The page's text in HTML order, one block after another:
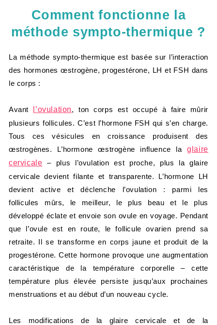
Comment fonctionne la
méthode sympto-thermique ?
La méthode sympto-thermique est basée sur l’interaction
des hormones œstrogène, progestérone, LH et FSH dans
le corps :
Avant l’ovulation, ton corps est occupé à faire mûrir
plusieurs follicules. C’est l’hormone FSH qui s’en charge.
Tous ces vésicules en croissance produisent des
œstrogènes. L’hormone œstrogène influence laglaire
cervicale – plus l’ovulation est proche, plus la glaire
cervicale devient filante et transparente. L’hormone LH
devient active et déclenche l’ovulation : parmi les
follicules mûrs, le meilleur, le plus beau et le plus
développé éclate et envoie son ovule en voyage. Pendant
que l’ovule est en route, le follicule ovarien prend sa
retraite. Il se transforme en corps jaune et produit de la
progestérone. Cette hormone provoque une augmentation
caractéristique de la température corporelle – cette
température plus élevée persiste jusqu’aux prochaines
menstruations et au début d’un nouveau cycle.
Les modifications de la glaire cervicale et de la